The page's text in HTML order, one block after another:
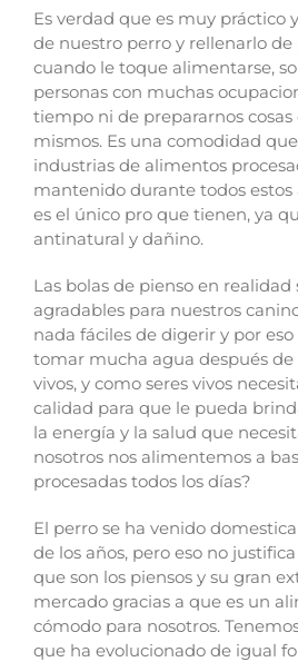
Es verdad que es muy práctico
de nuestro perro y rellenarlo de
cuando le toque alimentarse,
personas con muchas
tiempo ni de prepararnos cosas
mismos. Es una comodidad
industrias de alimentos
mantenido durante todos estos
es el único pro que tienen, ya
antinatural y dañino.
Las bolas de pienso en
agradables para nuestros
nada fáciles de digerir y por
tomar mucha agua después de
vivos, y como seres vivos
calidad para que le pueda
la energía y la salud que
nosotros nos alimentemos a
procesadas todos los días?
El perro se ha venido
de los años, pero eso no
que son los piensos y su gran
mercado gracias a que es un
cómodo para nosotros.
que ha evolucionado de igual